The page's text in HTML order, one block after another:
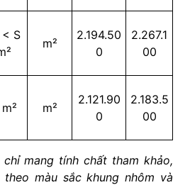
< S
m²
2.194.50
0
2.267.1
00
m²
2.121.90
0
2.183.5
00
mang tính chất tham khảo,
màu sắc khung nhôm và